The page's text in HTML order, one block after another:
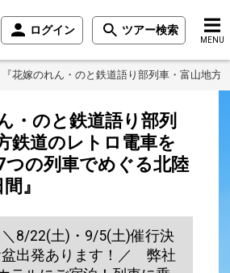
ログイン ツアー検索
MENU
『花嫁のれん・のと鉄道語り部列車・富山地
・のと鉄道語り部列
鉄道のレトロ電車を
の列車でめぐる北陸
』
＼8/22(土)・9/5(土)催行決
盆出発あります！／ 弊社